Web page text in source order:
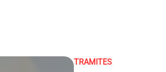
TRAMITES